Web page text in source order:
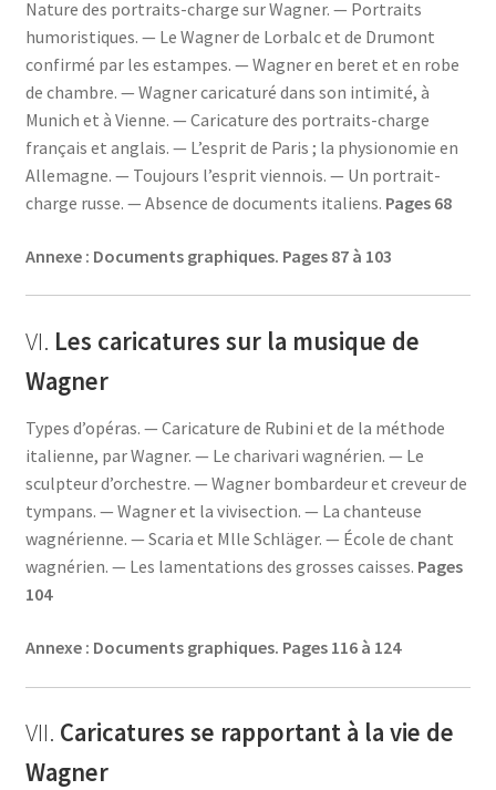
Nature des portraits-charge sur Wagner. — Portraits
humoristiques. — Le Wagner de Lorbalc et de Drumont
confirmé par les estampes. — Wagner en beret et en robe
de chambre. — Wagner caricaturé dans son intimité, à
Munich et à Vienne. — Caricature des portraits-charge
français et anglais. — L’esprit de Paris ; la physionomie en
Allemagne. — Toujours l’esprit viennois. — Un portrait-
charge russe. — Absence de documents italiens. Pages 68
Annexe : Documents graphiques. Pages 87 à 103
VI. Les caricatures sur la musique de
Wagner
Types d’opéras. — Caricature de Rubini et de la méthode
italienne, par Wagner. — Le charivari wagnérien. — Le
sculpteur d’orchestre. — Wagner bombardeur et creveur de
tympans. — Wagner et la vivisection. — La chanteuse
wagnérienne. — Scaria et Mlle Schläger. — École de chant
wagnérien. — Les lamentations des grosses caisses. Pages
104
Annexe : Documents graphiques. Pages 116 à 124
VII. Caricatures se rapportant à la vie de
Wagner